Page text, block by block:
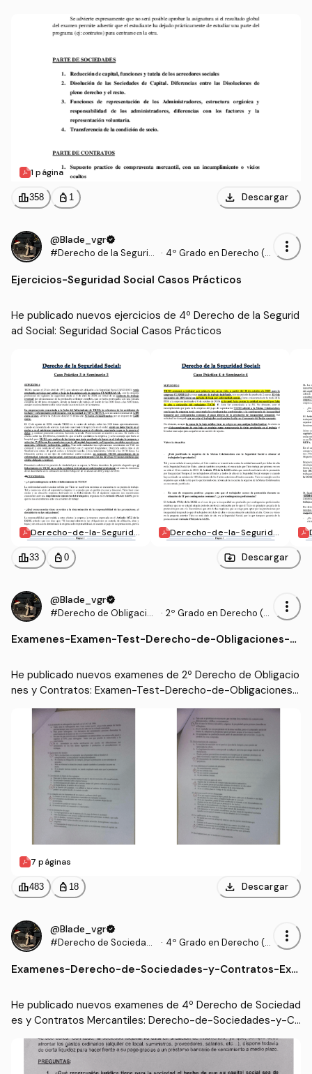
1 página
leaderboard358 personal_bag 1 download Descargar
@Blade_vgrverified
#Derecho de la Segurid
· 4º Grado en Derecho (U
more_vert
Ejercicios-Seguridad Social Casos Prácticos
He publicado nuevos ejercicios de 4º Derecho de la Segurid
ad Social: Seguridad Social Casos Prácticos
Derecho-de-la-Segurida
d-Social-Caso-Practico-
3.pdf
Derecho-de-la-Segurida
d-Social-Caso-Practico-
leaderboard33 personal_bag 0 Descargar
@Blade_vgrverified
#Derecho de Obligacio
· 2º Grado en Derecho (U
more_vert
Examenes-Examen-Test-Derecho-de-Obligaciones-y
He publicado nuevos examenes de 2º Derecho de Obligacio
nes y Contratos: Examen-Test-Derecho-de-Obligaciones-
y-Contratos.pdf
7 páginas
leaderboard483 personal_bag 18 download Descargar
@Blade_vgrverified
#Derecho de Sociedade
s
· 4º Grado en Derecho (U
more_vert
Examenes-Derecho-de-Sociedades-y-Contratos-Exa
He publicado nuevos examenes de 4º Derecho de Sociedad
es y Contratos Mercantiles: Derecho-de-Sociedades-y-Co
ntratos-Examen-de-Seminarios.pdf